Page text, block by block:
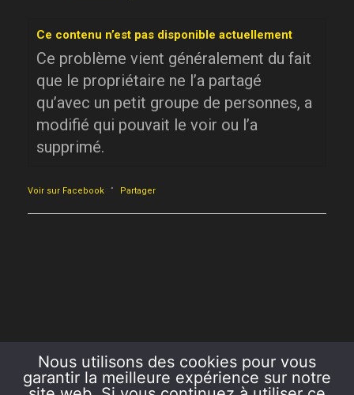
Ce contenu n’est pas disponible actuellement
Ce problème vient généralement du fait
que le propriétaire ne l’a partagé
qu’avec un petit groupe de personnes, a
modifié qui pouvait le voir ou l’a
supprimé.
Voir sur Facebook · Partager
Nous utilisons des cookies pour vous
garantir la meilleure expérience sur notre